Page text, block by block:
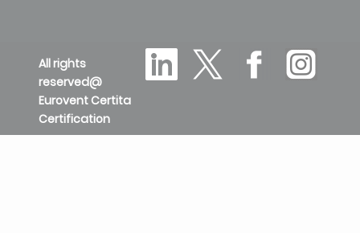
All rights
reserved@
Eurovent Certita
Certification